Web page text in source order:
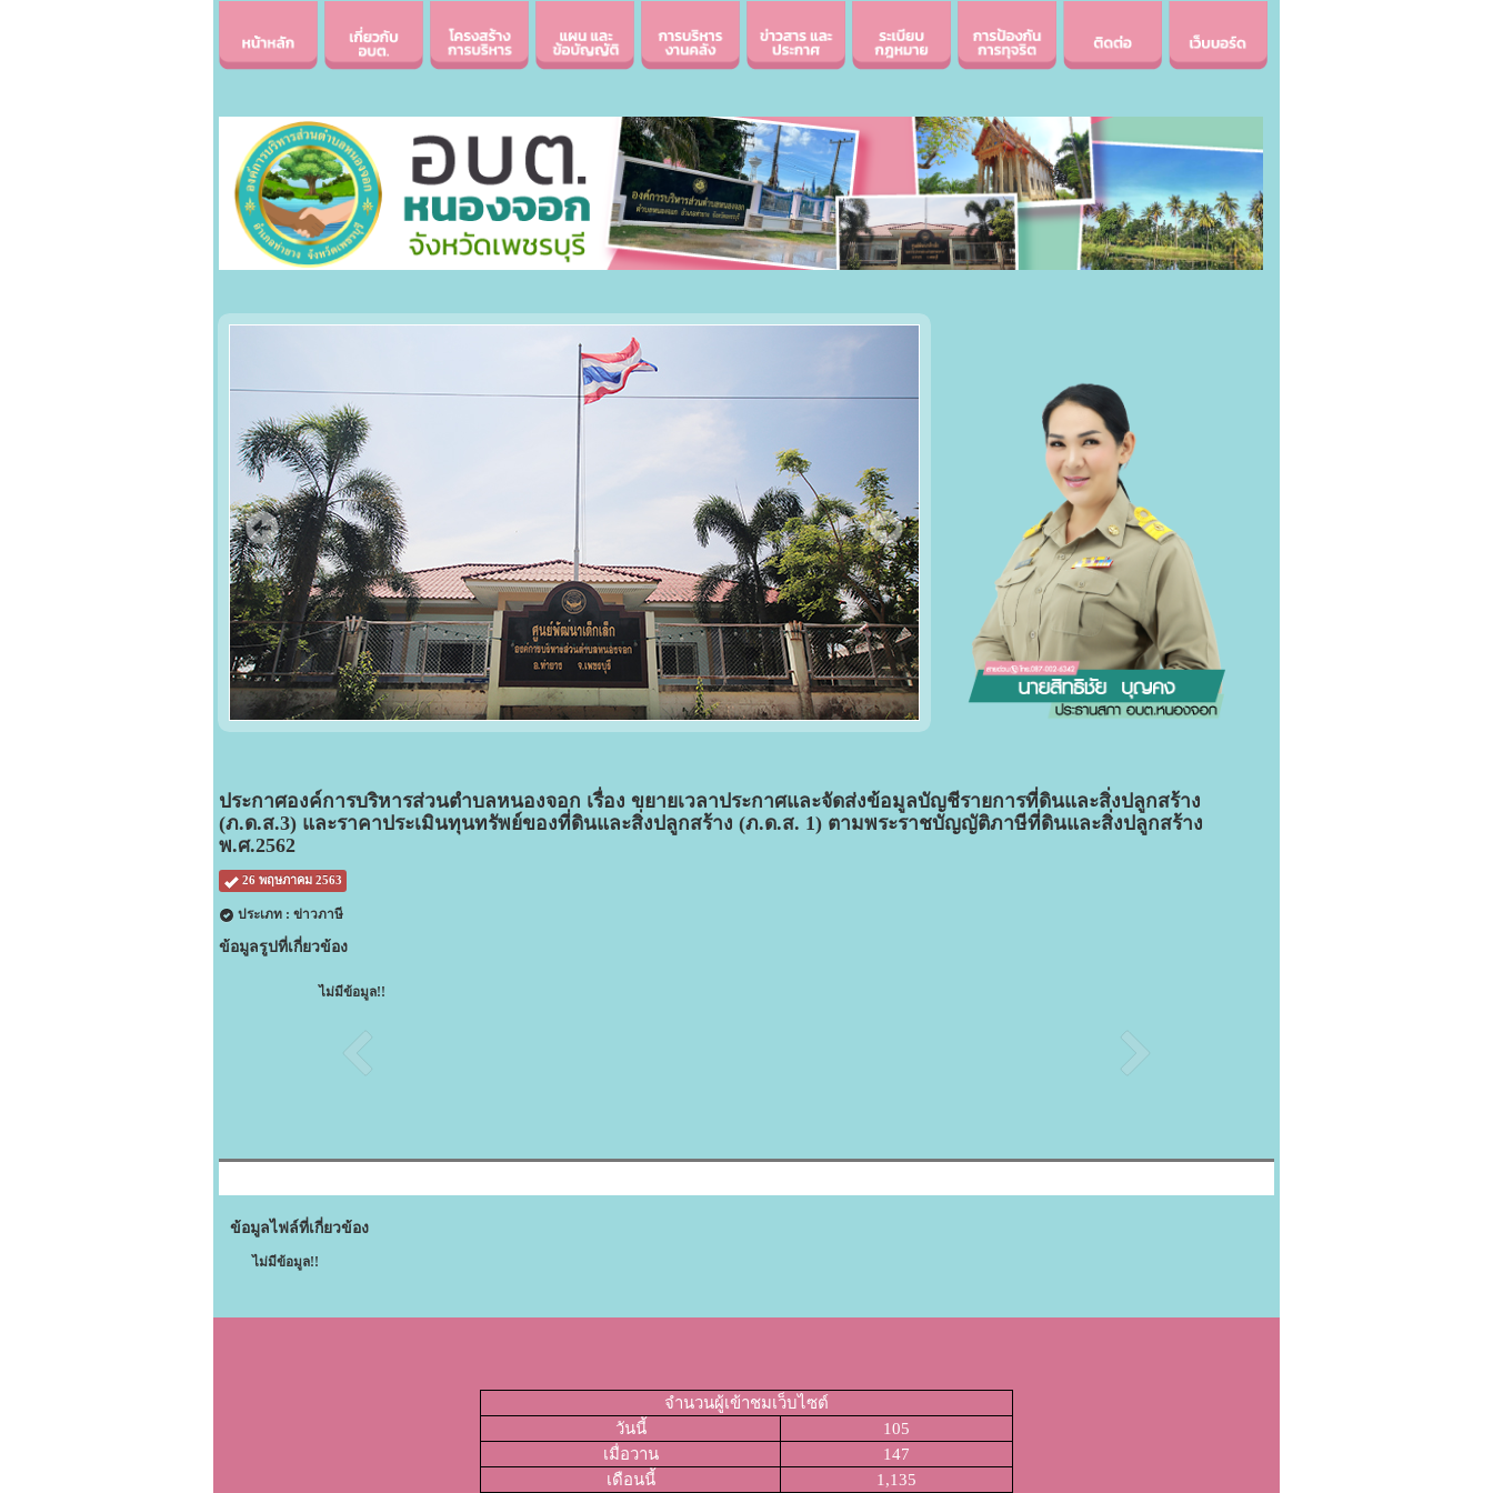
ประกาศองค์การบริหารส่วนตำบลหนองจอก เรื่อง ขยายเวลาประกาศและจัดส่งข้อมูลบัญชีรายการที่ดินและสิ่งปลูกสร้าง
(ภ.ด.ส.3) และราคาประเมินทุนทรัพย์ของที่ดินและสิ่งปลูกสร้าง (ภ.ด.ส. 1) ตามพระราชบัญญัติภาษีที่ดินและสิ่งปลูกสร้าง
พ.ศ.2562
26 พฤษภาคม 2563
ประเภท : ข่าวภาษี
ข้อมูลรูปที่เกี่ยวข้อง
ไม่มีข้อมูล!!
ข้อมูลไฟล์ที่เกี่ยวข้อง
ไม่มีข้อมูล!!
จำนวนผู้เข้าชมเว็บไซต์
วันนี้
105
เมื่อวาน
147
เดือนนี้
1,135